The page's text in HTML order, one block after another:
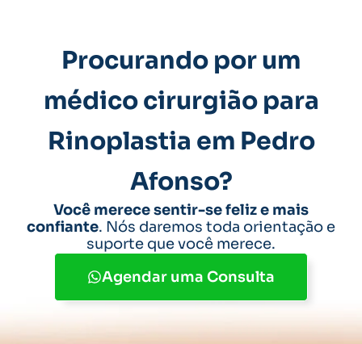
Procurando por um
médico cirurgião para
Rinoplastia em Pedro
Afonso?
Você merece sentir-se feliz e mais
confiante. Nós daremos toda orientação e
suporte que você merece.
Agendar uma Consulta